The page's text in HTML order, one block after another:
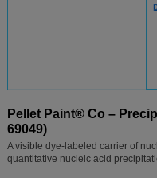
Pellet Paint® Co –
69049)
A visible dye-labeled carrier of
quantitative nucleic acid